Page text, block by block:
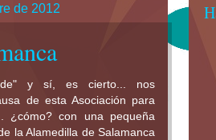
de 2012
y sí, es cierto... nos
de esta Asociación para
¿cómo? con una pequeña
la Alamedilla de Salamanca